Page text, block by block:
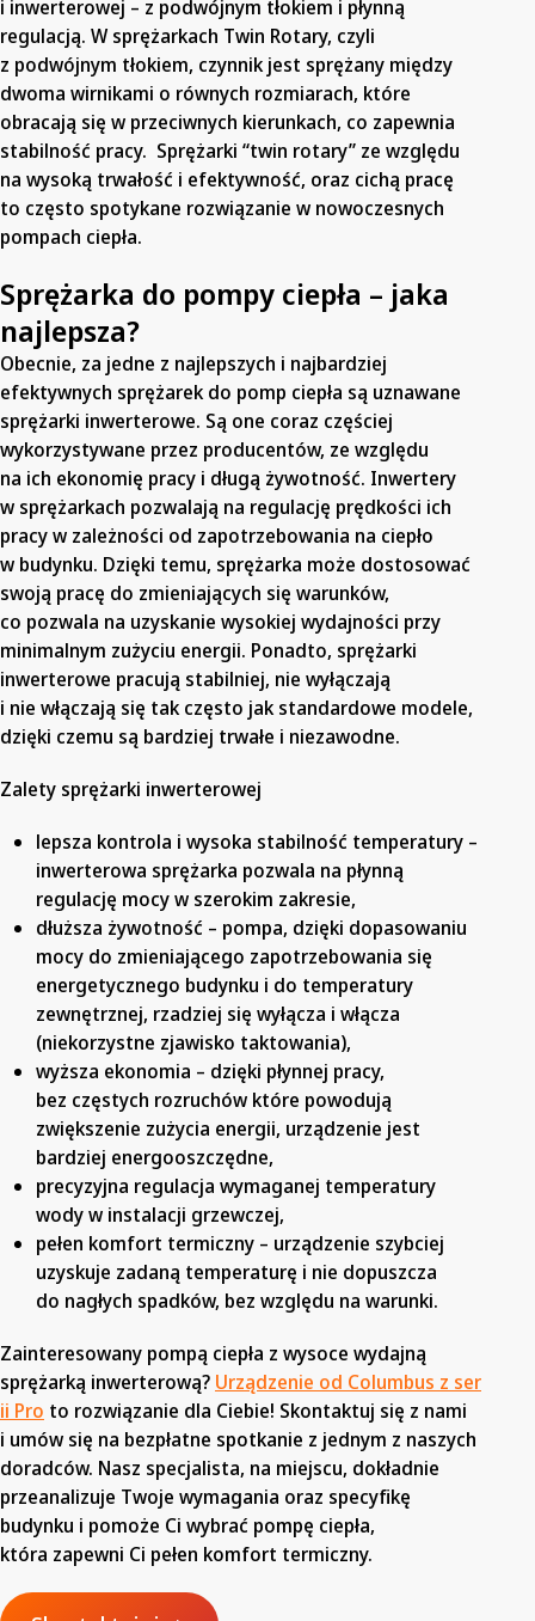
i inwerterowej – z podwójnym tłokiem i płynną
regulacją. W sprężarkach Twin Rotary, czyli
z podwójnym tłokiem, czynnik jest sprężany między
dwoma wirnikami o równych rozmiarach, które
obracają się w przeciwnych kierunkach, co zapewnia
stabilność pracy. Sprężarki “twin rotary” ze względu
na wysoką trwałość i efektywność, oraz cichą pracę
to często spotykane rozwiązanie w nowoczesnych
pompach ciepła.
Sprężarka do pompy ciepła – jaka
najlepsza?
Obecnie, za jedne z najlepszych i najbardziej
efektywnych sprężarek do pomp ciepła są uznawane
sprężarki inwerterowe. Są one coraz częściej
wykorzystywane przez producentów, ze względu
na ich ekonomię pracy i długą żywotność. Inwertery
w sprężarkach pozwalają na regulację prędkości ich
pracy w zależności od zapotrzebowania na ciepło
w budynku. Dzięki temu, sprężarka może dostosować
swoją pracę do zmieniających się warunków,
co pozwala na uzyskanie wysokiej wydajności przy
minimalnym zużyciu energii. Ponadto, sprężarki
inwerterowe pracują stabilniej, nie wyłączają
i nie włączają się tak często jak standardowe modele,
dzięki czemu są bardziej trwałe i niezawodne.
Zalety sprężarki inwerterowej
lepsza kontrola i wysoka stabilność temperatury –
inwerterowa sprężarka pozwala na płynną
regulację mocy w szerokim zakresie,
dłuższa żywotność – pompa, dzięki dopasowaniu
mocy do zmieniającego zapotrzebowania się
energetycznego budynku i do temperatury
zewnętrznej, rzadziej się wyłącza i włącza
(niekorzystne zjawisko taktowania),
wyższa ekonomia – dzięki płynnej pracy,
bez częstych rozruchów które powodują
zwiększenie zużycia energii, urządzenie jest
bardziej energooszczędne,
precyzyjna regulacja wymaganej temperatury
wody w instalacji grzewczej,
pełen komfort termiczny – urządzenie szybciej
uzyskuje zadaną temperaturę i nie dopuszcza
do nagłych spadków, bez względu na warunki.
Zainteresowany pompą ciepła z wysoce wydajną
sprężarką inwerterową? Urządzenie od Columbus z ser
ii Pro to rozwiązanie dla Ciebie! Skontaktuj się z nami
i umów się na bezpłatne spotkanie z jednym z naszych
doradców. Nasz specjalista, na miejscu, dokładnie
przeanalizuje Twoje wymagania oraz specyfikę
budynku i pomoże Ci wybrać pompę ciepła,
która zapewni Ci pełen komfort termiczny.